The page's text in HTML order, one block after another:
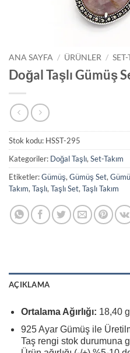
ANA SAYFA / ÜRÜNLER /
Doğal Taşlı Gümüş
Stok kodu: HSST-295
Kategoriler: Doğal Taşlı,Set-Takım
Etiketler:Gümüş,Gümüş Set,
Takım,Taşlı,Taşlı Set,Taşlı Takım
AÇIKLAMA
Ortalama Ağırlığı: 18,40
925 Ayar Gümüş ile
Taş rengi stok durumuna